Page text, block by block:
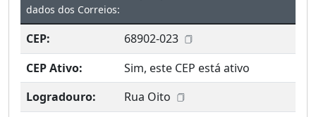
dados dos Correios:
CEP:
68902-023
CEP Ativo:
Sim, este CEP está ativo
Logradouro:
Rua Oito